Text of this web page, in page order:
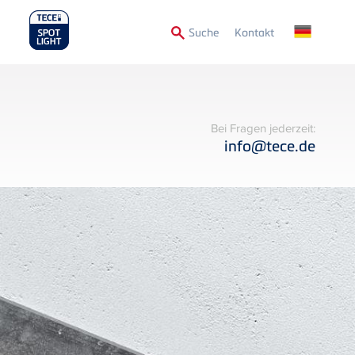
SucheSecondary
Kontakt
Bei Fragen jederzeit:
info@tece.de